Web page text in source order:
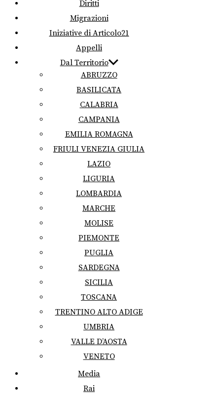
Diritti
Migrazioni
Iniziative di Articolo21
Appelli
Dal Territorio
ABRUZZO
BASILICATA
CALABRIA
CAMPANIA
EMILIA ROMAGNA
FRIULI VENEZIA GIULIA
LAZIO
LIGURIA
LOMBARDIA
MARCHE
MOLISE
PIEMONTE
PUGLIA
SARDEGNA
SICILIA
TOSCANA
TRENTINO ALTO ADIGE
UMBRIA
VALLE D’AOSTA
VENETO
Media
Rai